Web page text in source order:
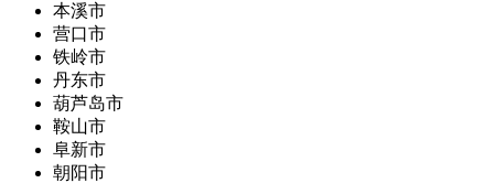
本溪市
营口市
铁岭市
丹东市
葫芦岛市
鞍山市
阜新市
朝阳市